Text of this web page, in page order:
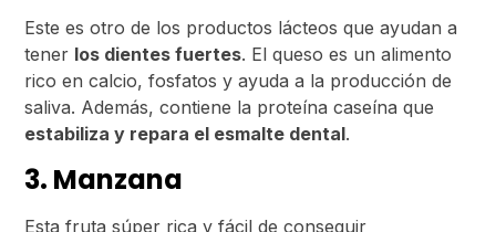
Este es otro de los productos lácteos que ayudan a
tener los dientes fuertes. El queso es un alimento
rico en calcio, fosfatos y ayuda a la producción de
saliva. Además, contiene la proteína caseína que
estabiliza y repara el esmalte dental.
3. Manzana
Esta fruta súper rica y fácil de conseguir